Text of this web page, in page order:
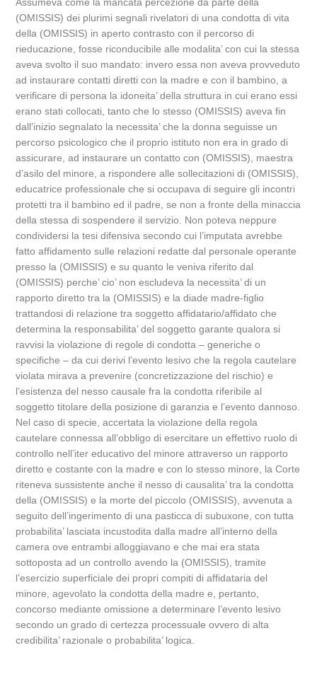
(OMISSIS) dei plurimi segnali rivelatori di una condotta di vita
della (OMISSIS) in aperto contrasto con il percorso di
rieducazione, fosse riconducibile alle modalita’ con cui la stessa
aveva svolto il suo mandato: invero essa non aveva provveduto
ad instaurare contatti diretti con la madre e con il bambino, a
verificare di persona la idoneita’ della struttura in cui erano essi
erano stati collocati, tanto che lo stesso (OMISSIS) aveva fin
dall’inizio segnalato la necessita’ che la donna seguisse un
percorso psicologico che il proprio istituto non era in grado di
assicurare, ad instaurare un contatto con (OMISSIS), maestra
d’asilo del minore, a rispondere alle sollecitazioni di (OMISSIS),
educatrice professionale che si occupava di seguire gli incontri
protetti tra il bambino ed il padre, se non a fronte della minaccia
della stessa di sospendere il servizio. Non poteva neppure
condividersi la tesi difensiva secondo cui l’imputata avrebbe
fatto affidamento sulle relazioni redatte dal personale operante
presso la (OMISSIS) e su quanto le veniva riferito dal
(OMISSIS) perche’ cio’ non escludeva la necessita’ di un
rapporto diretto tra la (OMISSIS) e la diade madre-figlio
trattandosi di relazione tra soggetto affidatario/affidato che
determina la responsabilita’ del soggetto garante qualora si
ravvisi la violazione di regole di condotta – generiche o
specifiche – da cui derivi l’evento lesivo che la regola cautelare
violata mirava a prevenire (concretizzazione del rischio) e
l’esistenza del nesso causale fra la condotta riferibile al
soggetto titolare della posizione di garanzia e l’evento dannoso.
Nel caso di specie, accertata la violazione della regola
cautelare connessa all’obbligo di esercitare un effettivo ruolo di
controllo nell’iter educativo del minore attraverso un rapporto
diretto e costante con la madre e con lo stesso minore, la Corte
riteneva sussistente anche il nesso di causalita’ tra la condotta
della (OMISSIS) e la morte del piccolo (OMISSIS), avvenuta a
seguito dell’ingerimento di una pasticca di subuxone, con tutta
probabilita’ lasciata incustodita dalla madre all’interno della
camera ove entrambi alloggiavano e che mai era stata
sottoposta ad un controllo avendo la (OMISSIS), tramite
l’esercizio superficiale dei propri compiti di affidataria del
minore, agevolato la condotta della madre e, pertanto,
concorso mediante omissione a determinare l’evento lesivo
secondo un grado di certezza processuale ovvero di alta
credibilita’ razionale o probabilita’ logica.